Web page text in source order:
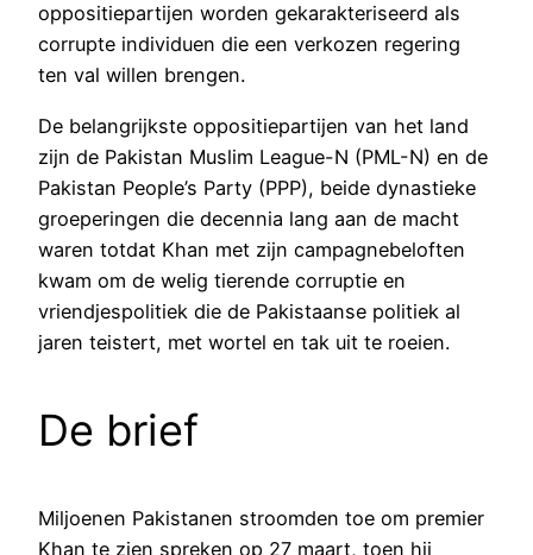
oppositiepartijen worden gekarakteriseerd als
corrupte individuen die een verkozen regering
ten val willen brengen.
De belangrijkste oppositiepartijen van het land
zijn de Pakistan Muslim League-N (PML-N) en de
Pakistan People’s Party (PPP), beide dynastieke
groeperingen die decennia lang aan de macht
waren totdat Khan met zijn campagnebeloften
kwam om de welig tierende corruptie en
vriendjespolitiek die de Pakistaanse politiek al
jaren teistert, met wortel en tak uit te roeien.
De brief
Miljoenen Pakistanen stroomden toe om premier
Khan te zien spreken op 27 maart, toen hij